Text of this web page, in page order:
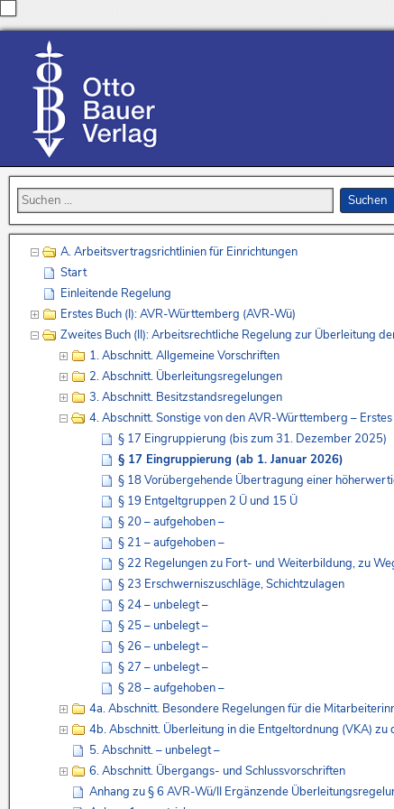
A. Arbeitsvertragsrichtlinien für Einrichtungen
Start
Einleitende Regelung
Erstes Buch (I): AVR-Württemberg (AVR-Wü)
Zweites Buch (II): Arbeitsrechtliche Regelung zur Überleitung
1. Abschnitt. Allgemeine Vorschriften
2. Abschnitt. Überleitungsregelungen
3. Abschnitt. Besitzstandsregelungen
4. Abschnitt. Sonstige von den AVR-Württemberg –
§ 17 Eingruppierung (bis zum 31. Dezember 2025)
§ 17 Eingruppierung (ab 1. Januar 2026)
§ 18 Vorübergehende Übertragung einer
§ 19 Entgeltgruppen 2 Ü und 15 Ü
§ 20 – aufgehoben –
§ 21 – aufgehoben –
§ 22 Regelungen zu Fort- und Weiterbildung, zu
§ 23 Erschwerniszuschläge, Schichtzulagen
§ 24 – unbelegt –
§ 25 – unbelegt –
§ 26 – unbelegt –
§ 27 – unbelegt –
§ 28 – aufgehoben –
4a. Abschnitt. Besondere Regelungen für die
4b. Abschnitt. Überleitung in die Entgeltordnung (VKA) zu
5. Abschnitt. – unbelegt –
6. Abschnitt. Übergangs- und Schlussvorschriften
Anhang zu § 6 AVR-Wü/II Ergänzende